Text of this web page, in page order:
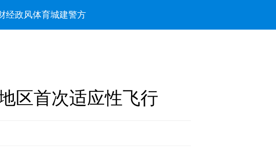
经政风体育城建警方
区首次适应性飞行